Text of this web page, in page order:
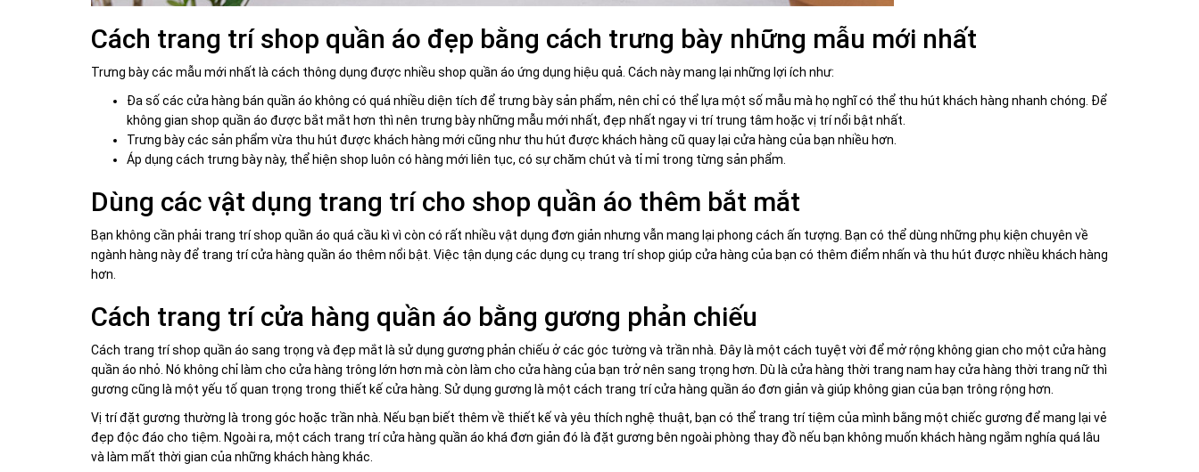
Cách trang trí shop quần áo đẹp bằng cách trưng bày những mẫu mới nhất
Trưng bày các mẫu mới nhất là cách thông dụng được nhiều shop quần áo ứng dụng hiệu quả. Cách này mang lại những lợi ích như:
Đa số các cửa hàng bán quần áo không có quá nhiều diện tích để trưng bày sản phẩm, nên chỉ có thể lựa một số mẫu mà họ nghĩ có thể thu hút khách hàng nhanh chóng. Để
không gian shop quần áo được bắt mắt hơn thì nên trưng bày những mẫu mới nhất, đẹp nhất ngay vi trí trung tâm hoặc vị trí nổi bật nhất.
Trưng bày các sản phẩm vừa thu hút được khách hàng mới cũng như thu hút được khách hàng cũ quay lại cửa hàng của bạn nhiều hơn.
Áp dụng cách trưng bày này, thể hiện shop luôn có hàng mới liên tục, có sự chăm chút và tỉ mỉ trong từng sản phẩm.
Dùng các vật dụng trang trí cho shop quần áo thêm bắt mắt
Bạn không cần phải trang trí shop quần áo quá cầu kì vì còn có rất nhiều vật dụng đơn giản nhưng vẫn mang lại phong cách ấn tượng. Bạn có thể dùng những phụ kiện chuyên về
ngành hàng này để trang trí cửa hàng quần áo thêm nổi bật. Việc tận dụng các dụng cụ trang trí shop giúp cửa hàng của bạn có thêm điểm nhấn và thu hút được nhiều khách hàng
hơn.
Cách trang trí cửa hàng quần áo bằng gương phản chiếu
Cách trang trí shop quần áo sang trọng và đẹp mắt là sử dụng gương phản chiếu ở các góc tường và trần nhà. Đây là một cách tuyệt vời để mở rộng không gian cho một cửa hàng
quần áo nhỏ. Nó không chỉ làm cho cửa hàng trông lớn hơn mà còn làm cho cửa hàng của bạn trở nên sang trọng hơn. Dù là cửa hàng thời trang nam hay cửa hàng thời trang nữ thì
gương cũng là một yếu tố quan trọng trong thiết kế cửa hàng. Sử dụng gương là một cách trang trí cửa hàng quần áo đơn giản và giúp không gian của bạn trông rộng hơn.
Vị trí đặt gương thường là trong góc hoặc trần nhà. Nếu bạn biết thêm về thiết kế và yêu thích nghệ thuật, bạn có thể trang trí tiệm của mình bằng một chiếc gương để mang lại vẻ
đẹp độc đáo cho tiệm. Ngoài ra, một cách trang trí cửa hàng quần áo khá đơn giản đó là đặt gương bên ngoài phòng thay đồ nếu bạn không muốn khách hàng ngắm nghía quá lâu
và làm mất thời gian của những khách hàng khác.